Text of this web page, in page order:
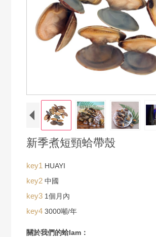
新季煮短頸蛤帶殼
key1 HUAYI
key2中國
key3 1個月內
key43000噸/年
關於我們的蛤lam：